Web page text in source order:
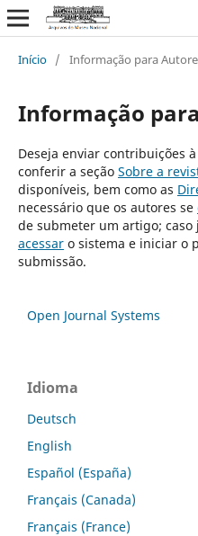
Início / Informação para
Informação
Deseja enviar contribuições
conferir a seção Sobre a
disponíveis, bem como as
necessário que os autores se
de submeter um artigo; caso
acessaro sistema e iniciar o
submissão.
Open Journal Systems
Idioma
Deutsch
English
Español (España)
Français (Canada)
Français (France)